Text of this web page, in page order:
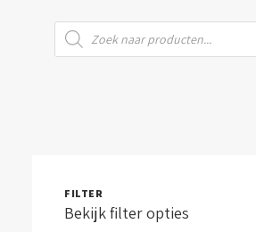
Producten
zoeken
FILTER
Bekijk filter opties